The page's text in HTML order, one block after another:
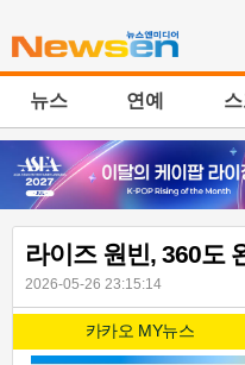
뉴스 연예
라이즈 원빈, 360도
2026-05-26 23:15:14
카카오 MY뉴스